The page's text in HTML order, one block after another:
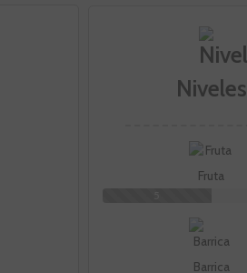
Niveles
Fruta
Barrica